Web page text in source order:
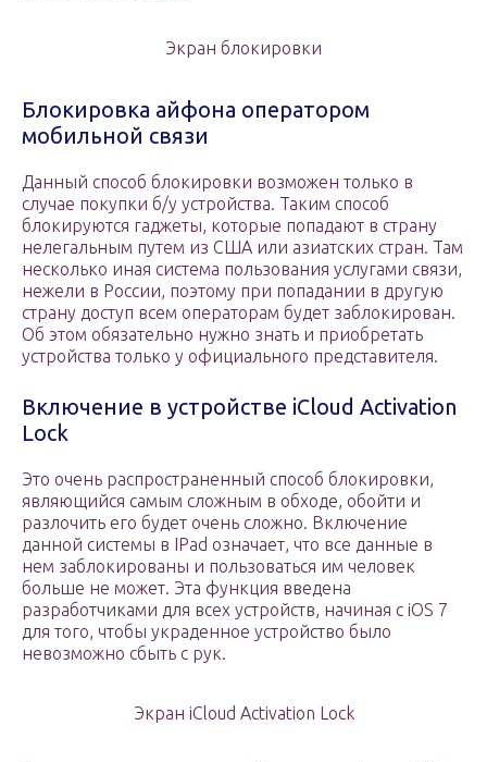
Экран блокировки
Блокировка айфона оператором
мобильной связи
Данный способ блокировки возможен только в
случае покупки б/у устройства. Таким способ
блокируются гаджеты, которые попадают в страну
нелегальным путем из США или азиатских стран. Там
несколько иная система пользования услугами связи,
нежели в России, поэтому при попадании в другую
страну доступ всем операторам будет заблокирован.
Об этом обязательно нужно знать и приобретать
устройства только у официального представителя.
Включение в устройстве iCloud Activation
Lock
Это очень распространенный способ блокировки,
являющийся самым сложным в обходе, обойти и
разлочить его будет очень сложно. Включение
данной системы в IPad означает, что все данные в
нем заблокированы и пользоваться им человек
больше не может. Эта функция введена
разработчиками для всех устройств, начиная с iOS 7
для того, чтобы украденное устройство было
невозможно сбыть с рук.
Экран iCloud Activation Lock